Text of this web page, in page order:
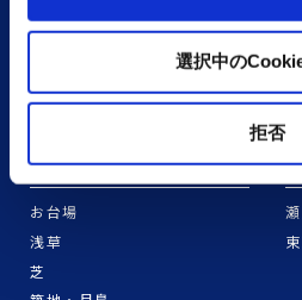
選択中の
拒否
四国版
道北版
ふね散歩
お台場
浅草
芝